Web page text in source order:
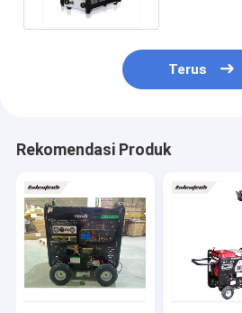
Terus
Rekomendasi Produk